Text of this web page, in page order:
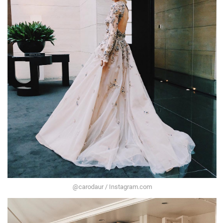
@carodaur / Instagram.com